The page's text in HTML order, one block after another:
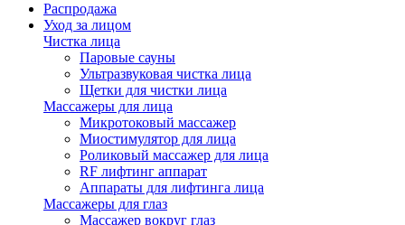
Распродажа
Уход за лицом
Чистка лица
Паровые сауны
Ультразвуковая чистка лица
Щетки для чистки лица
Массажеры для лица
Микротоковый массажер
Миостимулятор для лица
Роликовый массажер для лица
RF лифтинг аппарат
Аппараты для лифтинга лица
Массажеры для глаз
Массажер вокруг глаз